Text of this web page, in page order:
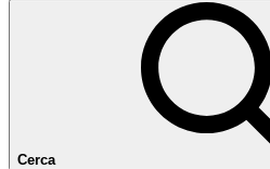
Cerca